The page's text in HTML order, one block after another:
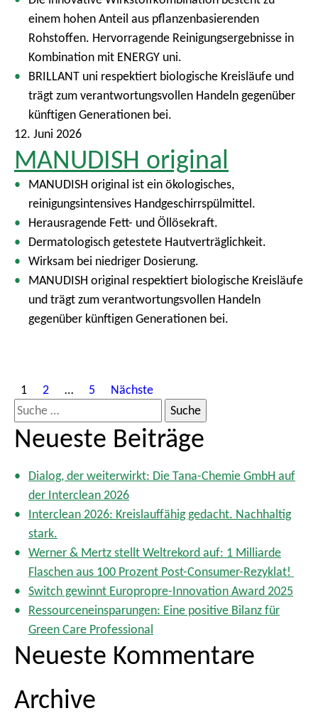
einem hohen Anteil aus pflanzenbasierenden
Rohstoffen. Hervorragende Reinigungsergebnisse in
Kombination mit ENERGY uni.
BRILLANT uni respektiert biologische Kreisläufe und
trägt zum verantwortungsvollen Handeln gegenüber
künftigen Generationen bei.
12. Juni 2026
MANUDISH original
MANUDISH original ist ein ökologisches,
reinigungsintensives Handgeschirrspülmittel.
Herausragende Fett- und Öllösekraft.
Dermatologisch getestete Hautverträglichkeit.
Wirksam bei niedriger Dosierung.
MANUDISH original respektiert biologische Kreisläufe
und trägt zum verantwortungsvollen Handeln
gegenüber künftigen Generationen bei.
e
i
t
n
u
m
e
i
e
u
n
d
e
1 2 … 5
Nächste
S
u
cNeueste Beiträge
Dialog, der weiterwirkt: Die Tana-Chemie GmbH auf
der Interclean 2026
Interclean 2026: Kreislauffähig gedacht. Nachhaltig
stark.
Werner & Mertz stellt Weltrekord auf: 1 Milliarde
Flaschen aus 100 Prozent Post-Consumer-Rezyklat!
Switch gewinnt Europropre-Innovation Award 2025
Ressourceneinsparungen: Eine positive Bilanz für
Green Care Professional
Neueste Kommentare
Archive